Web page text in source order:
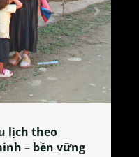
Phú Nhi – nơi lan